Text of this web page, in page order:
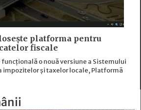
platforma pentru
fiscale
o nouă versiune a Sistemului
impozitelor și taxelor locale, Platformă